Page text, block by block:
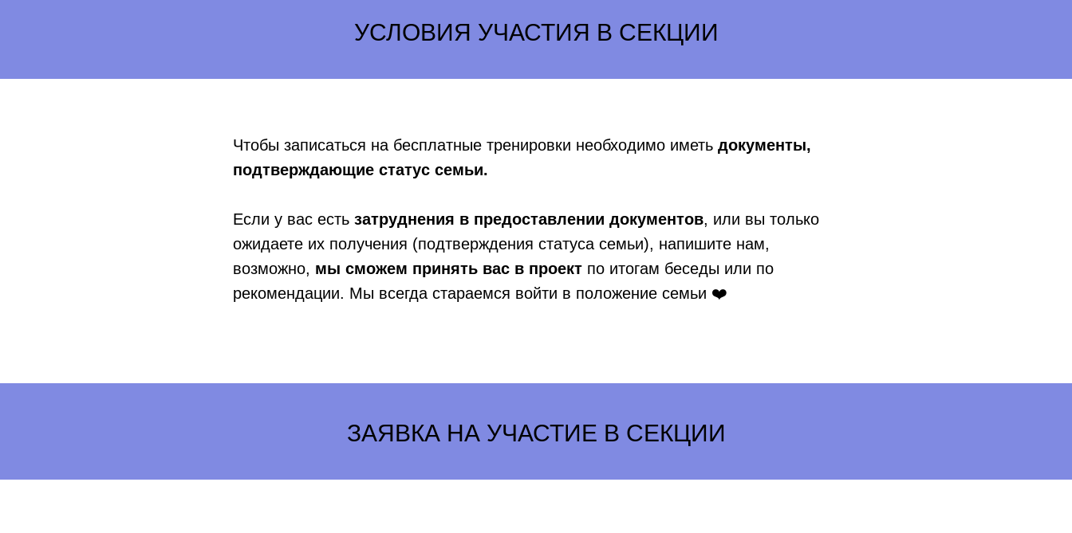
УСЛОВИЯ УЧАСТИЯ В СЕКЦИИ
Чтобы записаться на бесплатные тренировки необходимо иметь документы,
подтверждающие статус семьи.
Если у вас есть затруднения в предоставлении документов, или вы только
ожидаете их получения (подтверждения статуса семьи), напишите нам,
возможно, мы сможем принять вас в проект по итогам беседы или по
рекомендации. Мы всегда стараемся войти в положение семьи ❤️
ЗАЯВКА НА УЧАСТИЕ В СЕКЦИИ